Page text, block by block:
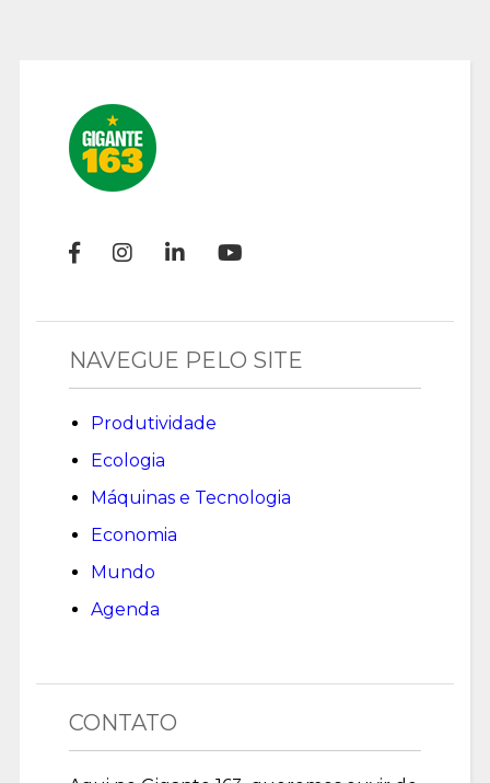
NAVEGUE PELO SITE
Produtividade
Ecologia
Máquinas e Tecnologia
Economia
Mundo
Agenda
CONTATO